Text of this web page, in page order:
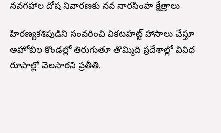
నవగ్రహాల దోష నివారణకు నవ నారసింహ క్షేత్రాలు
హిరణ్యకశిపుడిని సంవరించి వికటహట్ట్ హాసాలు చేస్తూ
అహోబిల కొండల్లో తిరుగుతూ తొమ్మిది ప్రదేశాల్లో వివిధ
రూపాల్లో వెలసారని ప్రతీతి.